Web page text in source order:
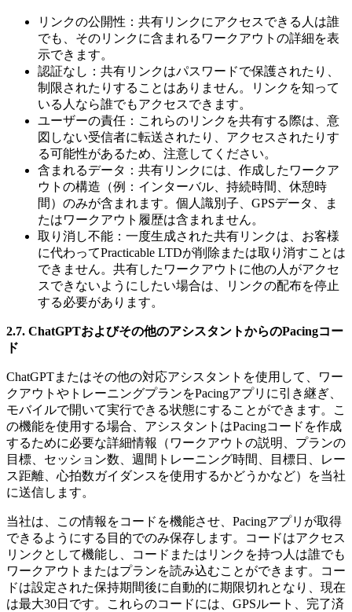
リンクの公開性：共有リンクにアクセスできる人は誰
でも、そのリンクに含まれるワークアウトの詳細を表
示できます。
認証なし：共有リンクはパスワードで保護されたり、
制限されたりすることはありません。リンクを知って
いる人なら誰でもアクセスできます。
ユーザーの責任：これらのリンクを共有する際は、意
図しない受信者に転送されたり、アクセスされたりす
る可能性があるため、注意してください。
含まれるデータ：共有リンクには、作成したワークア
ウトの構造（例：インターバル、持続時間、休憩時
間）のみが含まれます。個人識別子、GPSデータ、ま
たはワークアウト履歴は含まれません。
取り消し不能：一度生成された共有リンクは、お客様
に代わってPracticable LTDが削除または取り消すことは
できません。共有したワークアウトに他の人がアクセ
スできないようにしたい場合は、リンクの配布を停止
する必要があります。
2.7. ChatGPTおよびその他のアシスタントからのPacingコー
ド
ChatGPTまたはその他の対応アシスタントを使用して、ワー
クアウトやトレーニングプランをPacingアプリに引き継ぎ、
モバイルで開いて実行できる状態にすることができます。こ
の機能を使用する場合、アシスタントはPacingコードを作成
するために必要な詳細情報（ワークアウトの説明、プランの
目標、セッション数、週間トレーニング時間、目標日、レー
ス距離、心拍数ガイダンスを使用するかどうかなど）を当社
に送信します。
当社は、この情報をコードを機能させ、Pacingアプリが取得
できるようにする目的でのみ保存します。コードはアクセス
リンクとして機能し、コードまたはリンクを持つ人は誰でも
ワークアウトまたはプランを読み込むことができます。コー
ドは設定された保持期間後に自動的に期限切れとなり、現在
は最大30日です。これらのコードには、GPSルート、完了済